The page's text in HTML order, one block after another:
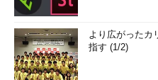
より広がったカ
指す (1/2)